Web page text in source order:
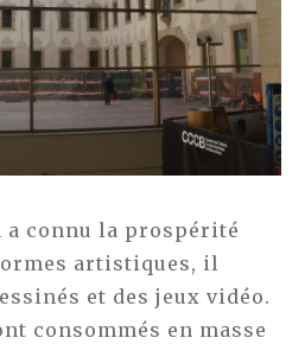
a connu la prospérité
artistiques, il
et des jeux vidéo.
consommés en masse